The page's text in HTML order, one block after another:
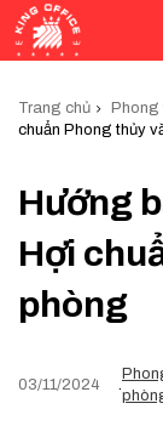
Trang chủ Phong
chuẩn Phong thủy
Hướng
Hợi
phòng
03/11/2024 .